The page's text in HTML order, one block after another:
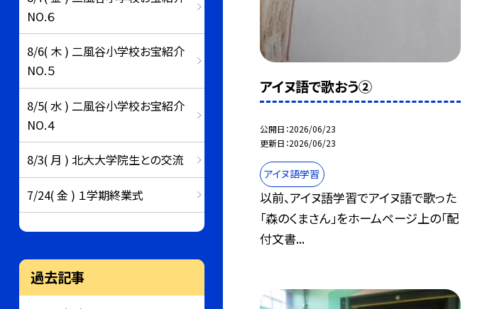
アイヌ語で歌おう②
公開日 2026/06/23
更新日 2026/06/23
アイヌ語学習
以前、アイヌ語学習でアイヌ語で歌った
「森のくまさん」をホームページ上の「配
付文書...
NO.６
8/6( 木 ) 二風谷小学校お宝紹介
NO.５
8/5( 水 ) 二風谷小学校お宝紹介
NO.４
8/3( 月 ) 北大大学院生との交流
7/24( 金 ) １学期終業式
過去記事